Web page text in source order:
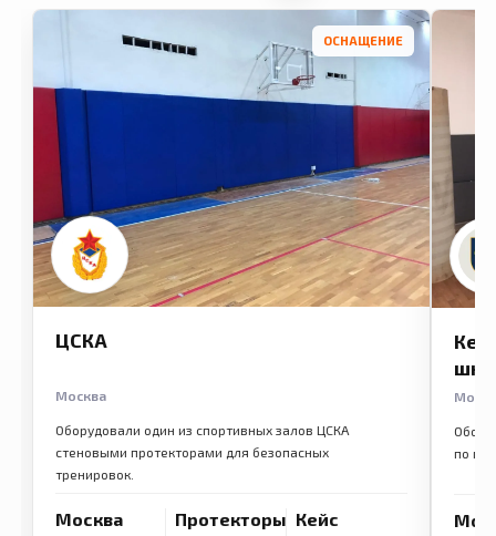
ОСНАЩЕНИЕ
ЦСКА
Москва
Оборудовали один из спортивных залов ЦСКА
стеновыми протекторами для безопасных
тренировок.
Москва Протекторы Кейс
по